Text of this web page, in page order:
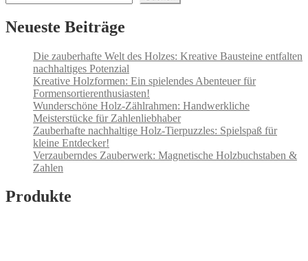
Neueste Beiträge
Die zauberhafte Welt des Holzes: Kreative Bausteine entfalten
nachhaltiges Potenzial
Kreative Holzformen: Ein spielendes Abenteuer für
Formensortierenthusiasten!
Wunderschöne Holz-Zählrahmen: Handwerkliche
Meisterstücke für Zahlenliebhaber
Zauberhafte nachhaltige Holz-Tierpuzzles: Spielspaß für
kleine Entdecker!
Verzauberndes Zauberwerk: Magnetische Holzbuchstaben &
Zahlen
Produkte